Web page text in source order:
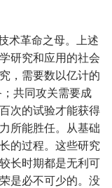
术革命之母。上述
研究和应用的社会
，需要数以亿计的
共同攻关需要成
次的试验才能获得
所能胜任。从基础
的过程。这些研究
长时期都是无利可
是必不可少的。没